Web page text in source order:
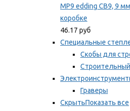
MP9 edding CB9, 9
коробке
46.17 руб
Специальные
Скобы для
Граверы
СкрытьПоказать все